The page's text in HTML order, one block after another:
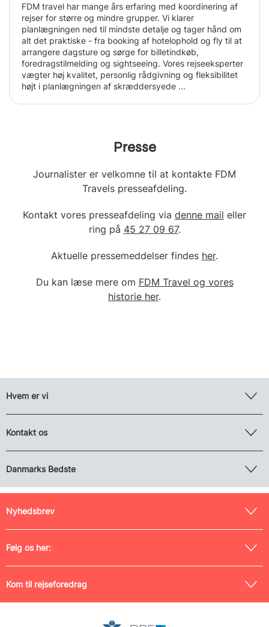
FDM travel har mange års erfaring med koordinering af
rejser for større og mindre grupper. Vi klarer
planlægningen ned til mindste detalje og tager hånd om
alt det praktiske - fra booking af hotelophold og fly til at
arrangere dagsture og sørge for billetindkøb,
foredragstilmelding og sightseeing. Vores rejseeksperter
vægter høj kvalitet, personlig rådgivning og fleksibilitet
højt i planlægningen af skræddersyede ...
Presse
Journalister er velkomne til at kontakte FDM
Travels presseafdeling.
Kontakt vores presseafdeling via denne mail eller
ring på 45 27 09 67.
Aktuelle pressemeddelser findes her.
Du kan læse mere om FDM Travel og vores
historie her.
Hvem er vi
Kontakt os
Danmarks Bedste
Nyhedsbrev
Følg os her:
Kom til rejseforedrag